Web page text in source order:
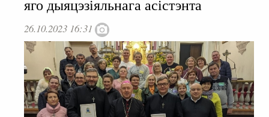
яго дыяцэзіяльнага асістэнта
26.10.2023 16:31